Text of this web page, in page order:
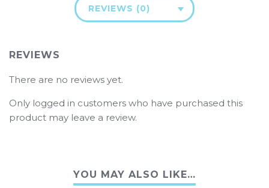
REVIEWS (0)
REVIEWS
There are no reviews yet.
Only logged in customers who have purchased this
product may leave a review.
YOU MAY ALSO LIKE…